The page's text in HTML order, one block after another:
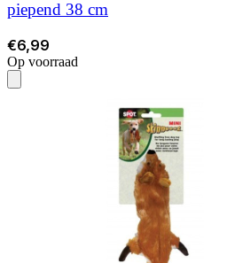
piepend 38 cm
€6,99
Op voorraad